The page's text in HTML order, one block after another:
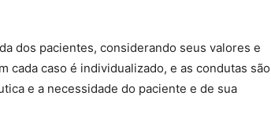
dos pacientes, considerando seus valores e
cada caso é individualizado, e as condutas são
e a necessidade do paciente e de sua